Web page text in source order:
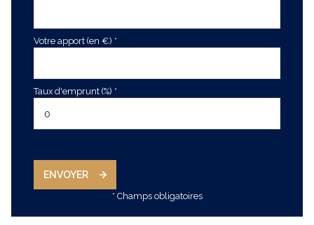
Votre apport (en €) *
Taux d'emprunt (%) *
ENVOYER
* Champs obligatoires